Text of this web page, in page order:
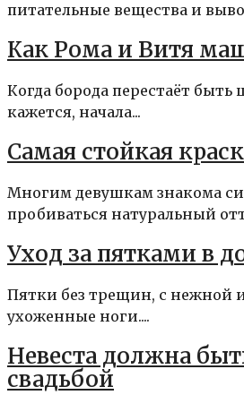
питательные вещества и
Как Рома и Витя
Когда борода перестаёт быть
кажется, начала...
Самая стойкая
Многим девушкам знакома
пробиваться натуральный
Уход за пятками в
Пятки без трещин, с нежной
ухоженные ноги....
Невеста должна
свадьбой